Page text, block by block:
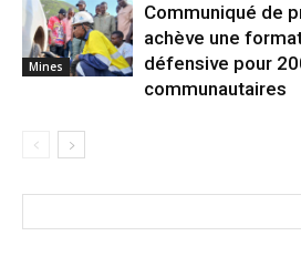
Mines
Communiqué de
achève une
défensive pour
communautaires